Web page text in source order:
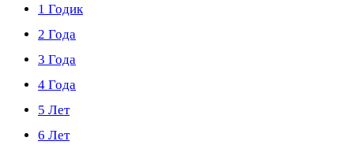
1 Годик
2 Года
3 Года
4 Года
5 Лет
6 Лет